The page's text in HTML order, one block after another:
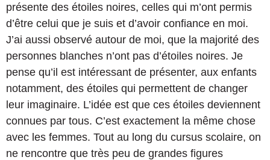
présente des étoiles noires, celles qui m’ont permis
d’être celui que je suis et d’avoir confiance en moi.
J’ai aussi observé autour de moi, que la majorité des
personnes blanches n’ont pas d’étoiles noires. Je
pense qu’il est intéressant de présenter, aux enfants
notamment, des étoiles qui permettent de changer
leur imaginaire. L’idée est que ces étoiles deviennent
connues par tous. C’est exactement la même chose
avec les femmes. Tout au long du cursus scolaire, on
ne rencontre que très peu de grandes figures